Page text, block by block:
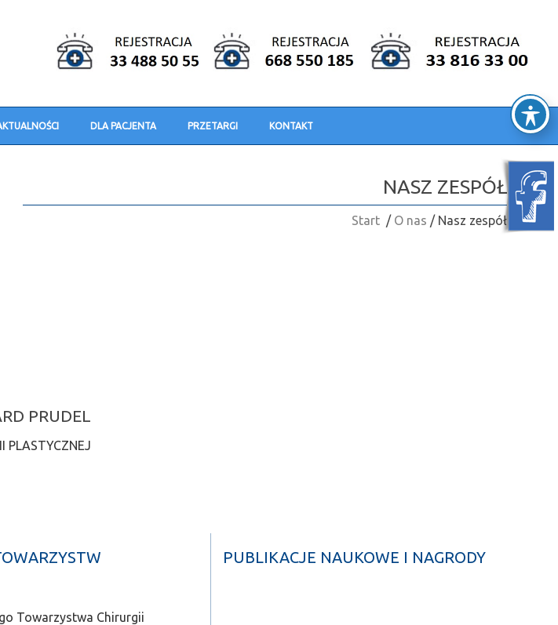
DLA PACJENTA PRZETARGI KONTAKT
NASZ ZESPÓŁ
Start / O nas / Nasz zespół
PRUDEL
PLASTYCZNEJ
Towarzystwa Chirurgii
PUBLIKACJE NAUKOWE I NAGRODY